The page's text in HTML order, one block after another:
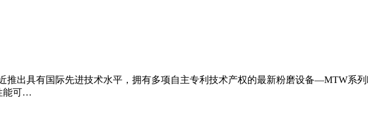
推出具有国际先进技术水平，拥有多项自主专利技术产权的最新粉磨设备—MTW系
能可…